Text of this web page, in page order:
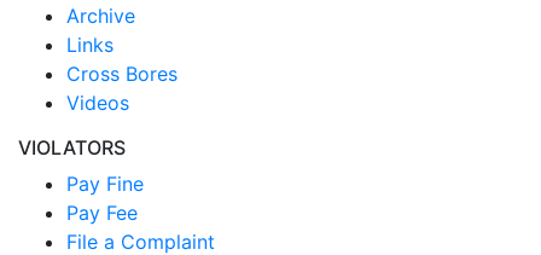
Archive
Links
Cross Bores
Videos
VIOLATORS
Pay Fine
Pay Fee
File a Complaint